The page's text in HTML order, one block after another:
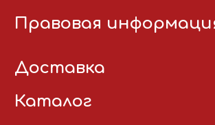
Правовая
Доставка
Каталог